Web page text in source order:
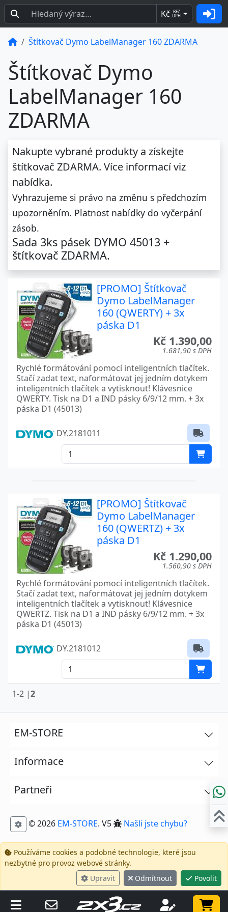
Kč BEZ
DPH
Štítkovač Dymo LabelManager 160 ZDARMA
Štítkovač Dymo
LabelManager 160
ZDARMA
Nakupte vybrané produkty a získejte
štítkovač ZDARMA. Více informací viz
nabídka.
Vyhrazujeme si právo na změnu s předchozím
upozorněním. Platnost nabídky do vyčerpání
zásob.
Sada 3ks pásek DYMO 45013 +
štítkovač ZDARMA.
[PROMO] Štítkovač
Dymo LabelManager
160 (QWERTY) + 3x
páska D1
Kč 1.390,00
1.681,90 s DPH
Rychlé formátování pomocí inteligentních tlačítek.
Stačí zadat text, naformátovat jej jedním dotykem
inteligentních tlačítek a vytisknout! Klávesnice
QWERTY. Tisk na D1 a IND pásky 6/9/12 mm. + 3x
páska D1 (45013)
DY.2181011
[PROMO] Štítkovač
Dymo LabelManager
160 (QWERTZ) + 3x
páska D1
Kč 1.290,00
1.560,90 s DPH
Rychlé formátování pomocí inteligentních tlačítek.
Stačí zadat text, naformátovat jej jedním dotykem
inteligentních tlačítek a vytisknout! Klávesnice
QWERTZ. Tisk na D1 a IND pásky 6/9/12 mm. + 3x
páska D1 (45013)
DY.2181012
1-2 |2
EM-STORE
Informace
Partneři
© 2026 EM-STORE. V5 Našli jste chybu?
Používáme cookies a podobné technologie, které jsou
nezbytné pro provoz webové stránky.
Upravit
Odmítnout Povolit